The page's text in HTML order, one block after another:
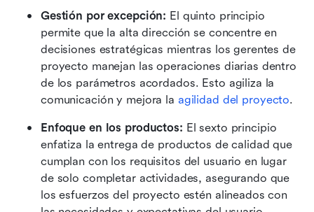
Gestión por excepción: El quinto principio
permite que la alta dirección se concentre en
decisiones estratégicas mientras los gerentes de
proyecto manejan las operaciones diarias dentro
de los parámetros acordados. Esto agiliza la
comunicación y mejora la agilidad del proyecto.
Enfoque en los productos: El sexto principio
enfatiza la entrega de productos de calidad que
cumplan con los requisitos del usuario en lugar
de solo completar actividades, asegurando que
los esfuerzos del proyecto estén alineados con